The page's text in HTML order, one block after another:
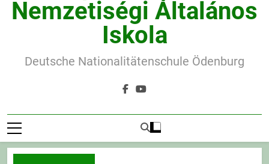
Nemzetiségi Általános
Iskola
Deutsche Nationalitätenschule Ödenburg